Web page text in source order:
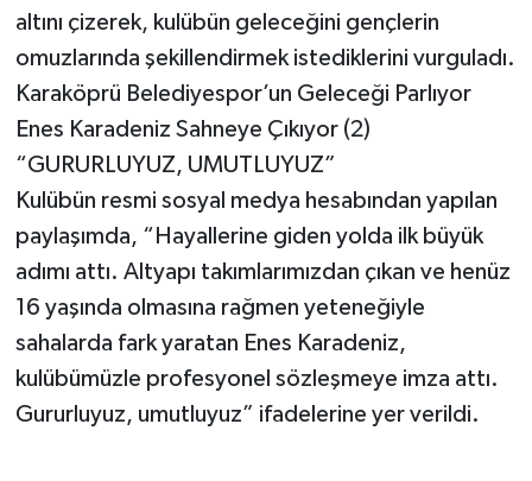
altını çizerek, kulübün geleceğini gençlerin
omuzlarında şekillendirmek istediklerini vurguladı.
Karaköprü Belediyespor’un Geleceği Parlıyor
Enes Karadeniz Sahneye Çıkıyor (2)
“GURURLUYUZ, UMUTLUYUZ”
Kulübün resmi sosyal medya hesabından yapılan
paylaşımda, “Hayallerine giden yolda ilk büyük
adımı attı. Altyapı takımlarımızdan çıkan ve henüz
16 yaşında olmasına rağmen yeteneğiyle
sahalarda fark yaratan Enes Karadeniz,
kulübümüzle profesyonel sözleşmeye imza attı.
Gururluyuz, umutluyuz” ifadelerine yer verildi.